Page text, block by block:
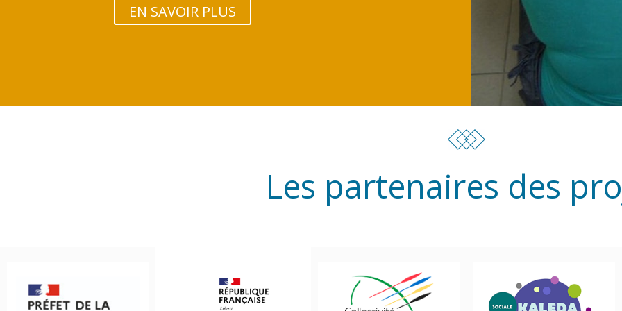
EN SAVOIR PLUS
Les partenaires des